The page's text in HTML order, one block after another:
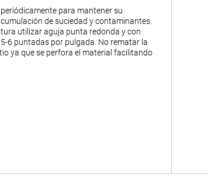
para mantener su
de suciedad y contaminantes.
utilizar aguja punta redonda y con
6 puntadas por pulgada. No rematar la
ya que se perfora el material facilitando